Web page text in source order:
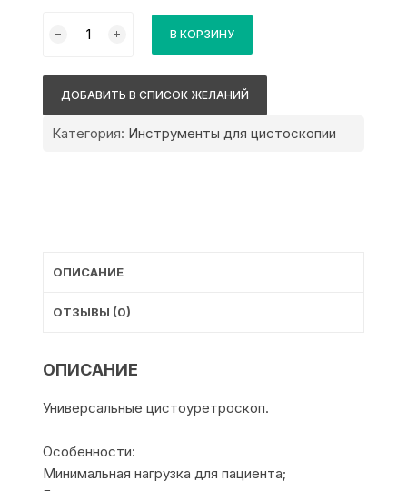
товара
цистоуретроскоп
В КОРЗИНУ
ДОБАВИТЬ В СПИСОК ЖЕЛАНИЙ
Категория: Инструменты для цистоскопии
ОПИСАНИЕ
ОТЗЫВЫ (0)
ОПИСАНИЕ
Универсальные цистоуретроскоп.
Особенности:
Минимальная нагрузка для пациента;